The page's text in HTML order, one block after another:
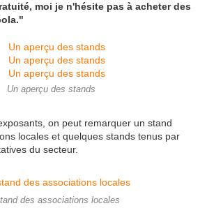
moi je n'hésite pas à acheter des
Un aperçu des stands
on peut remarquer un stand
locales et quelques stands tenus par
du secteur.
des associations locales